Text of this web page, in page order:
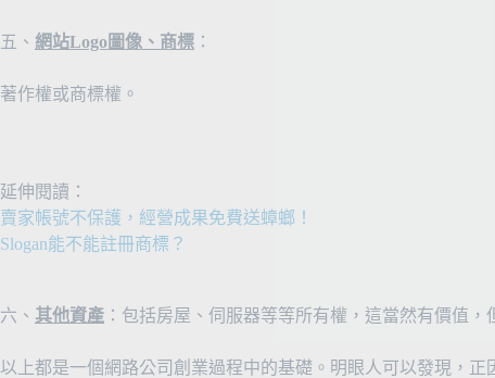
五、 網站Logo圖像、商標 ：
著作權或商標權。
延伸閱讀：
賣家帳號不保護，經營成果免費送蟑螂！
Slogan能不能註冊商標？
六、 其他資產 ：包括房屋、伺服器等等所有權，這當然有價值，
以上都是一個網路公司創業過程中的基礎。明眼人可以發現，